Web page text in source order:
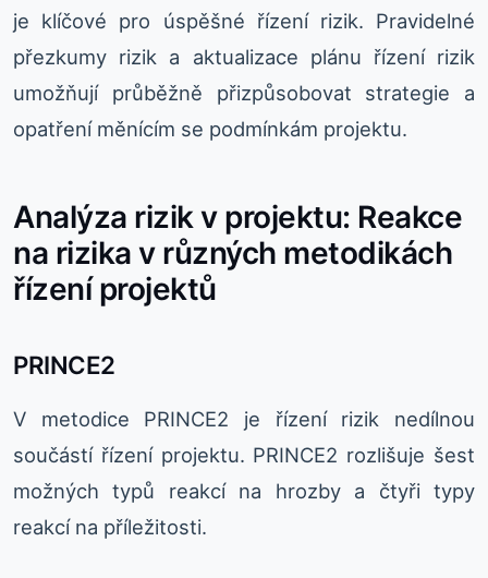
je klíčové pro úspěšné řízení rizik. Pravidelné
přezkumy rizik a aktualizace plánu řízení rizik
umožňují průběžně přizpůsobovat strategie a
opatření měnícím se podmínkám projektu.
Analýza rizik v projektu: Reakce
na rizika v různých metodikách
řízení projektů
PRINCE2
V metodice PRINCE2 je řízení rizik nedílnou
součástí řízení projektu. PRINCE2 rozlišuje šest
možných typů reakcí na hrozby a čtyři typy
reakcí na příležitosti.